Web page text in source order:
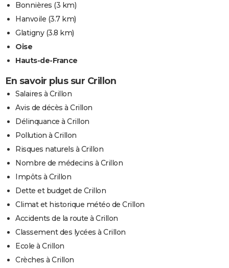
Bonnières (3 km)
Hanvoile (3.7 km)
Glatigny(3.8 km)
Oise
Hauts-de-France
En savoir plus sur Crillon
Salaires à Crillon
Avis de décès à Crillon
Délinquance à Crillon
Pollution à Crillon
Risques naturels à Crillon
Nombre de médecins à Crillon
Impôts à Crillon
Dette et budget de Crillon
Climat et historique météo de Crillon
Accidents de la route à Crillon
Classement des lycées à Crillon
Ecole à Crillon
Crèches à Crillon